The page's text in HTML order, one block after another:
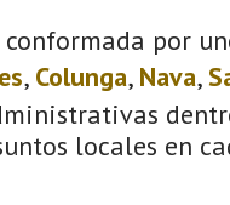
por
, Colunga, Nava,
locales en